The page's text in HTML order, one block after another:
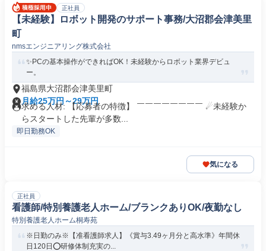
正社員
【未経験】ロボット開発のサポート事務/大沼郡会津美里
町
nmsエンジニアリング株式会社
✨PCの基本操作ができればOK！未経験からロボット業界デビュ
ー。
福島県大沼郡会津美里町
月給25万円～29万円
求める人材: 【応募者の特徴】 ￣￣￣￣￣￣￣￣ ☄未経験か
らスタートした先輩が多数...
即日勤務OK
気になる
正社員
看護師/特別養護老人ホーム/ブランクありOK/夜勤なし
特別養護老人ホーム桐寿苑
※日勤のみ※【准看護師求人】《賞与3.49ヶ月分と高水準》年間休
日120日⭕研修体制充実の...